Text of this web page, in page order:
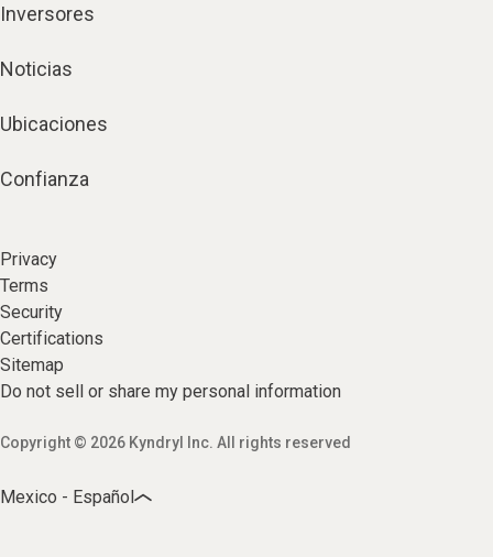
Inversores
Noticias
Ubicaciones
Confianza
Privacy
Terms
Security
Certifications
Sitemap
Do not sell or share my personal information
Copyright © 2026 Kyndryl Inc. All rights reserved
Mexico - Español